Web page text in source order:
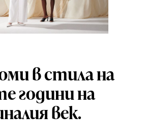
в стила на
години на
век.